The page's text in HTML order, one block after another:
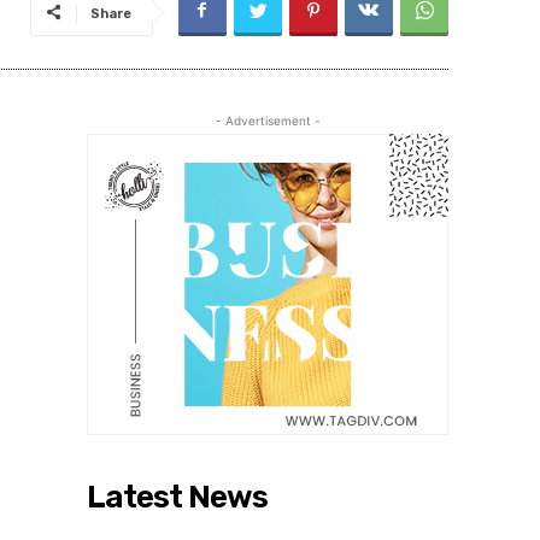
Share
- Advertisement -
Latest News